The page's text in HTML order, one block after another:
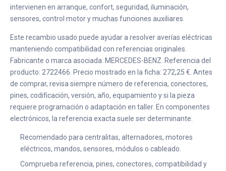
intervienen en arranque, confort, seguridad, iluminación,
sensores, control motor y muchas funciones auxiliares.
Este recambio usado puede ayudar a resolver averías eléctricas
manteniendo compatibilidad con referencias originales.
Fabricante o marca asociada: MERCEDES-BENZ. Referencia del
producto: 2722466. Precio mostrado en la ficha: 272,25 €. Antes
de comprar, revisa siempre número de referencia, conectores,
pines, codificación, versión, año, equipamiento y si la pieza
requiere programación o adaptación en taller. En componentes
electrónicos, la referencia exacta suele ser determinante.
Recomendado para centralitas, alternadores, motores
eléctricos, mandos, sensores, módulos o cableado.
Comprueba referencia, pines, conectores, compatibilidad y